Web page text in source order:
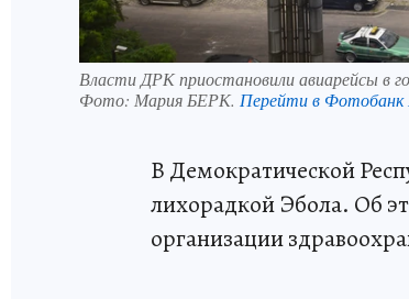
Власти ДРК приостановили авиарейсы в
Фото: Мария БЕРК. Перейти в
В Демократической
лихорадкой Эбола. Об
организации